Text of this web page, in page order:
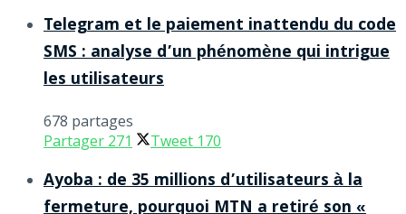
Telegram et le paiement inattendu du code
SMS : analyse d’un phénomène qui intrigue
les utilisateurs
678 partages
Partager 271 Tweet 170
Ayoba : de 35 millions d’utilisateurs à la
fermeture, pourquoi MTN a retiré son «